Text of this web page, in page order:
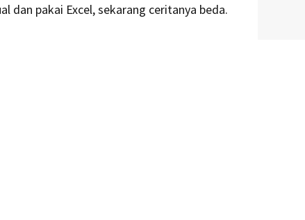
dan pakai Excel, sekarang ceritanya beda.